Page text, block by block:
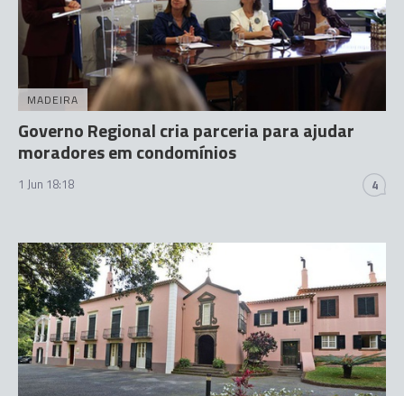
MADEIRA
Governo Regional cria parceria para ajudar
moradores em condomínios
1 Jun 18:18 4